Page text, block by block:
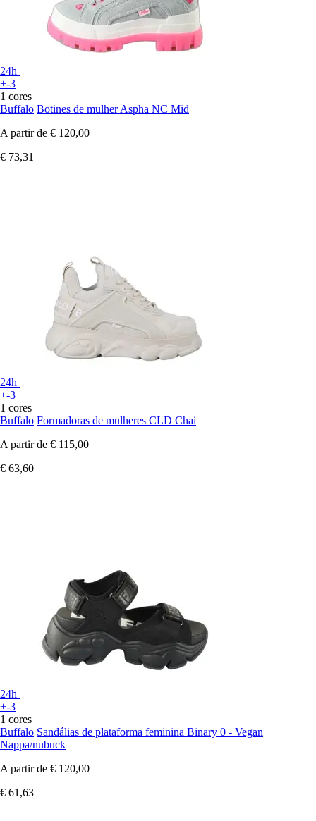
24h
+-3
1 cores
Buffalo Botines de mulher Aspha NC Mid
A partir de € 120,00
€ 73,31
24h
+-3
1 cores
Buffalo Formadoras de mulheres CLD Chai
A partir de € 115,00
€ 63,60
24h
+-3
1 cores
Buffalo Sandálias de plataforma feminina Binary 0 - Vegan
Nappa/nubuck
A partir de € 120,00
€ 61,63